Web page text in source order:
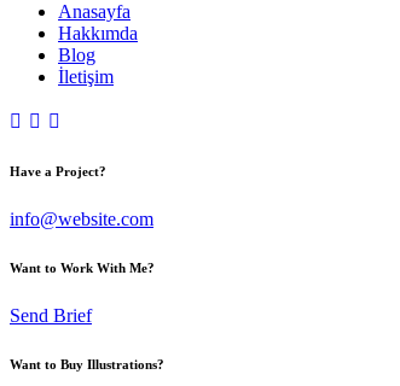
Anasayfa
Hakkımda
Blog
İletişim
Have a Project?
info@website.com
Want to Work With Me?
Send Brief
Want to Buy Illustrations?